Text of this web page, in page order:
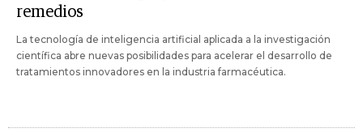
remedios
La tecnología de inteligencia artificial aplicada a la investigación
científica abre nuevas posibilidades para acelerar el desarrollo de
tratamientos innovadores en la industria farmacéutica.